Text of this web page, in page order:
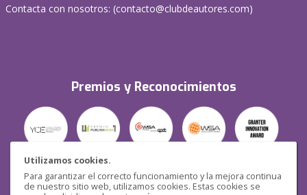
Utilizamos cookies.
Para garantizar el correcto funcionamiento y la mejora continua
de nuestro sitio web, utilizamos cookies. Estas cookies se
Contacta con nosotros: (contacto@clubdeautores.com)
Premios y Reconocimientos
Seguridad